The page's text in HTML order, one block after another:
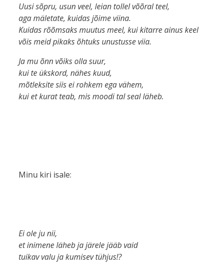
Uusi sõpru, usun veel, leian tollel võõral teel,
aga mäletate, kuidas jõime viina.
Kuidas rõõmsaks muutus meel, kui kitarre ainus keel
võis meid pikaks õhtuks unustusse viia.
Ja mu õnn võiks olla suur,
kui te ükskord, nähes kuud,
mõtleksite siis ei rohkem ega vähem,
kui et kurat teab, mis moodi tal seal läheb.
Minu kiri isale:
Ei ole ju nii,
et inimene läheb ja järele jääb vaid
tuikav valu ja kumisev tühjus!?